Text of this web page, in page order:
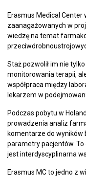
Erasmus Medical
zaanagażowanych w
wiedzę na temat
Staż pozwolił im nie
monitorowania terapii,
współpraca między
lekarzem w
Podczas pobytu w
prowadzenia analiz
komentarze do wyników
parametry pacjentów.
jest interdyscyplinarna
Erasmus MC to jedno z